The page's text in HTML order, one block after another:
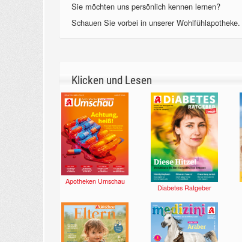
Sie möchten uns persönlich kennen lernen?
Schauen Sie vorbei in unserer Wohlfühlapotheke.
Klicken und Lesen
Apotheken Umschau
Diabetes Ratgeber